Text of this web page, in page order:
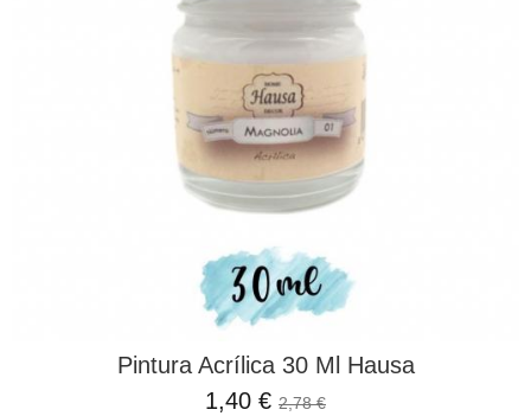
Pintura Acrílica 30 Ml Hausa
1,40 € 2,78 €